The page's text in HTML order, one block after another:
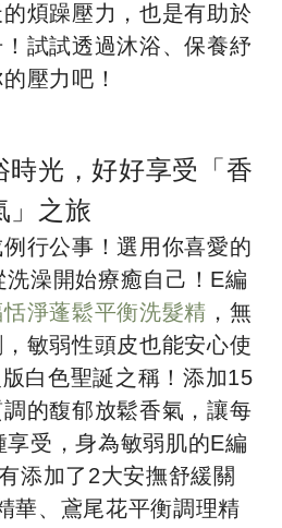
煩躁壓力，也是有助於
試試透過沐浴、保養紓
壓力吧！
時光，好好享受「香
」之旅
行公事！選用你喜愛的
澡開始療癒自己！E編
淨蓬鬆平衡洗髮精 ，無
敏弱性頭皮也能安心使
白色聖誕之稱！添加15
的馥郁放鬆香氣，讓每
受，身為敏弱肌的E編
添加了2大安撫舒緩關
華、鳶尾花平衡調理精